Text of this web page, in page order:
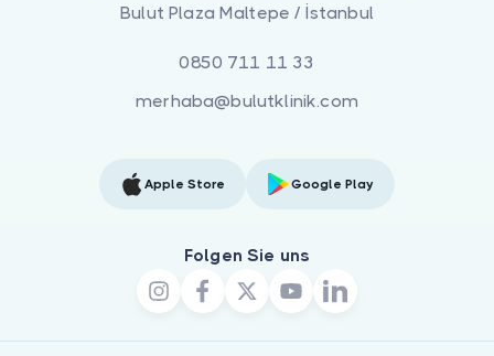
Bulut Plaza Maltepe / İstanbul
0850 711 11 33
merhaba@bulutklinik.com
Apple Store Google Play
Folgen Sie uns